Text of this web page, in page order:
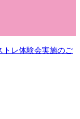
トレ体験会実施のご